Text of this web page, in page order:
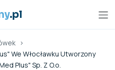
.pl
We Włocławku Utworzony
Plus" Sp. Z O.o.